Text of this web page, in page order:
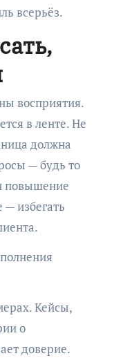
всерьёз.
восприятия.
в ленте. Не
должна
— будь то
повышение
— избегать
Кейсы,
о
доверие.